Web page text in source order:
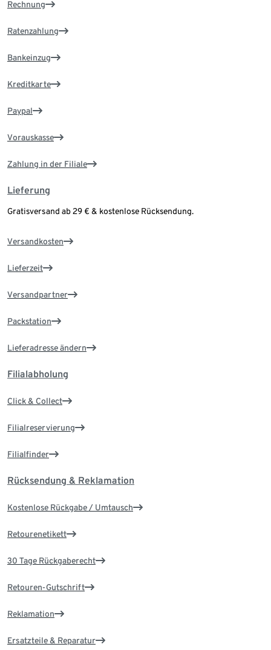
Rechnung
Ratenzahlung
Bankeinzug
Kreditkarte
Paypal
Vorauskasse
Zahlung in der Filiale
Lieferung
Gratisversand ab 29 € & kostenlose Rücksendung.
Versandkosten
Lieferzeit
Versandpartner
Packstation
Lieferadresse ändern
Filialabholung
Click & Collect
Filialreservierung
Filialfinder
Rücksendung & Reklamation
Kostenlose Rückgabe / Umtausch
Retourenetikett
30 Tage Rückgaberecht
Retouren-Gutschrift
Reklamation
Ersatzteile & Reparatur